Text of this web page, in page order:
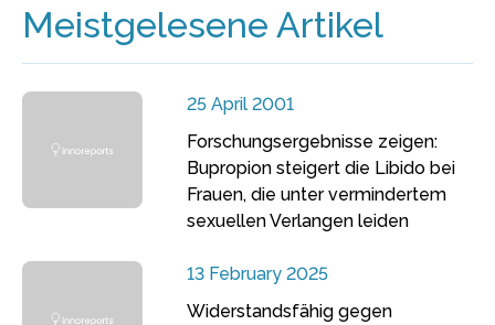
Meistgelesene Artikel
25 April 2001
Forschungsergebnisse zeigen:
Bupropion steigert die Libido bei
Frauen, die unter vermindertem
sexuellen Verlangen leiden
13 February 2025
Widerstandsfähig gegen